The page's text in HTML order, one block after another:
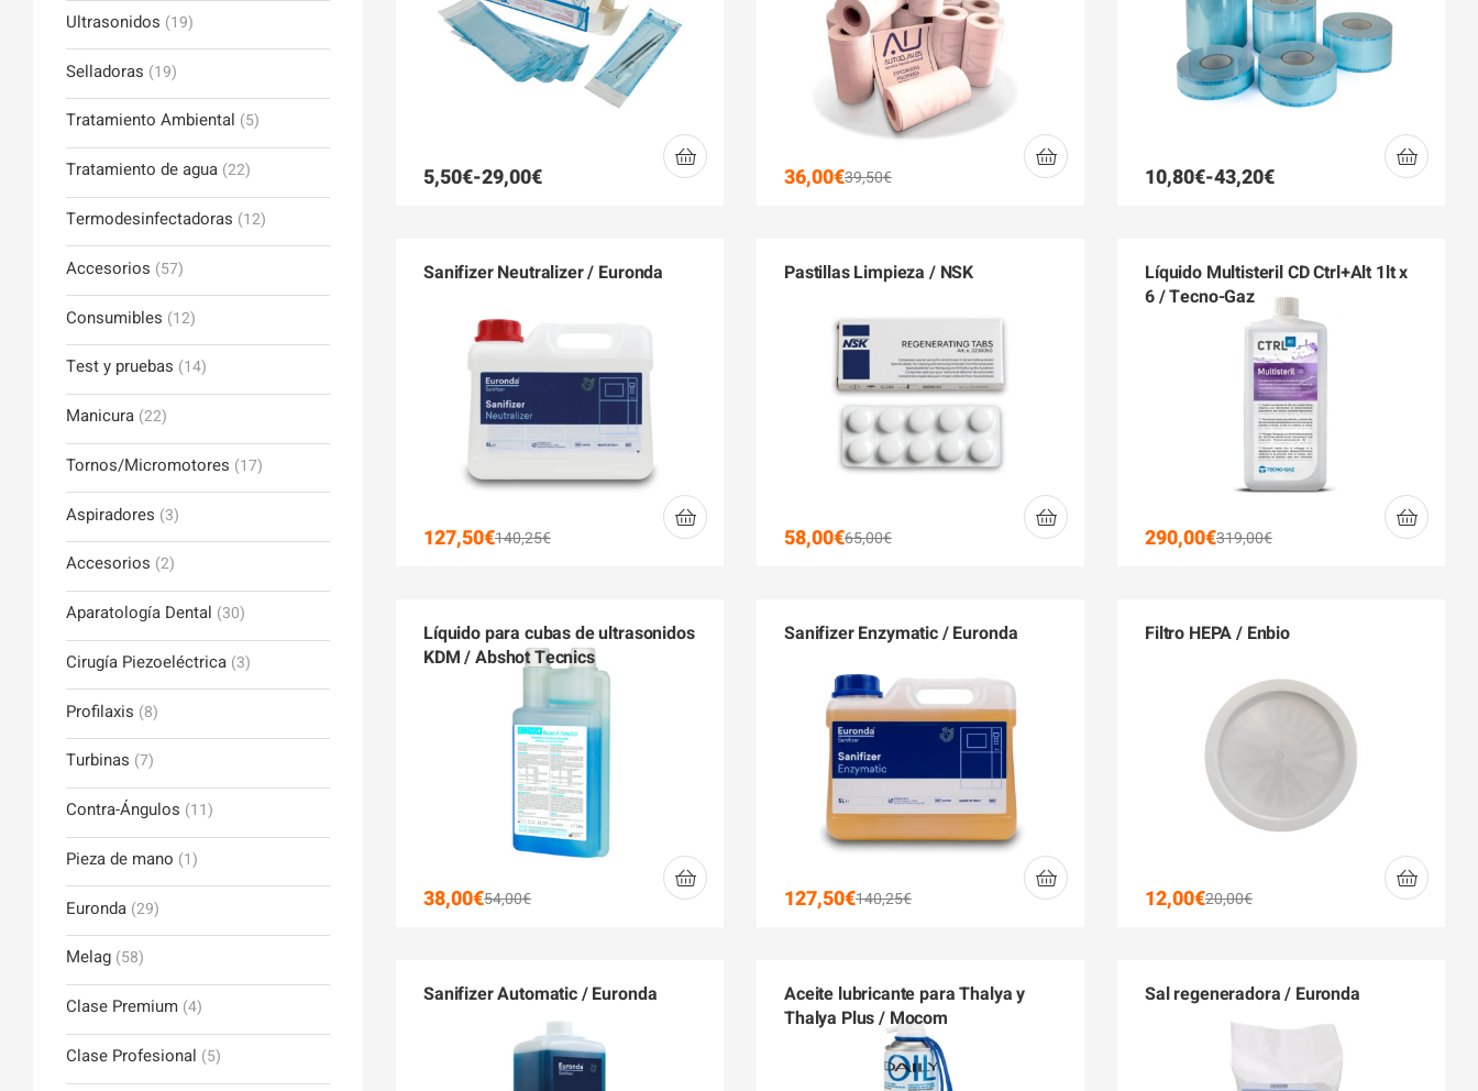
5,50€-29,00€ 39,50€
36,00€ 10,80€-43,20€
Sanifizer Neutralizer / Euronda
140,25€
127,50€
Pastillas Limpieza / NSK
65,00€
58,00€
Líquido Multisteril CD Ctrl+Alt 1lt x
6 / Tecno-Gaz
319,00€
290,00€
Líquido para cubas de ultrasonidos
KDM / Abshot Tecnics
54,00€
38,00€
Sanifizer Enzymatic / Euronda
140,25€
127,50€
Filtro HEPA / Enbio
20,00€
12,00€
Sanifizer Automatic / Euronda
Aceite lubricante para Thalya y
Thalya Plus / Mocom
Sal regeneradora / Euronda
Ultrasonidos (19)
Selladoras (19)
Tratamiento Ambiental (5)
Tratamiento de agua (22)
Termodesinfectadoras (12)
Accesorios (57)
Consumibles (12)
Test y pruebas (14)
Manicura (22)
Tornos/Micromotores (17)
Aspiradores (3)
Accesorios (2)
Aparatología Dental (30)
Cirugía Piezoeléctrica (3)
Profilaxis (8)
Turbinas (7)
Contra-Ángulos (11)
Pieza de mano (1)
Euronda (29)
Melag (58)
Clase Premium (4)
Clase Profesional (5)